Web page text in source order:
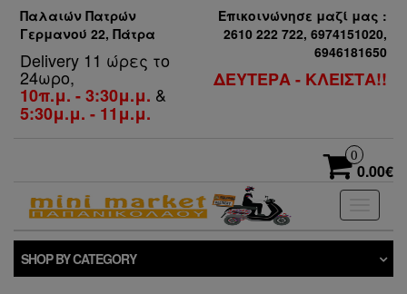
Παλαιών Πατρών
Γερμανού 22, Πάτρα
Delivery 11 ώρες το
24ωρο,
10π.μ. - 3:30μ.μ. &
5:30μ.μ. - 11μ.μ.
Επικοινώνησε μαζί μας :
2610 222 722, 6974151020,
6946181650
ΔΕΥΤΕΡΑ - ΚΛΕΙΣΤΑ!!
0
0.00€
SHOP BY CATEGORY